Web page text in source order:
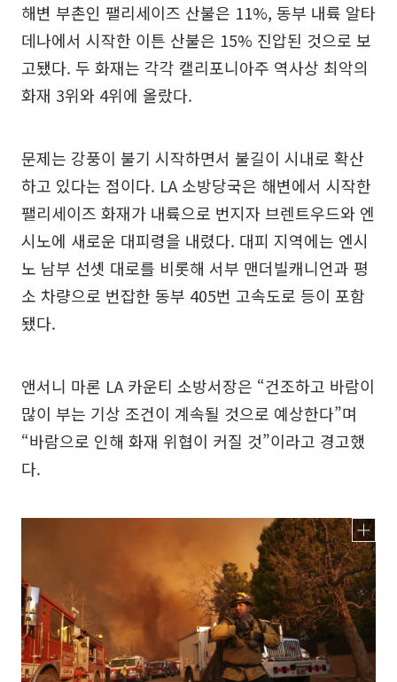
해변 부촌인 팰리세이즈 산불은 11%, 동부 내륙 알타
데나에서 시작한 이튼 산불은 15% 진압된 것으로 보
고됐다. 두 화재는 각각 캘리포니아주 역사상 최악의
화재 3위와 4위에 올랐다.
문제는 강풍이 불기 시작하면서 불길이 시내로 확산
하고 있다는 점이다. LA 소방당국은 해변에서 시작한
팰리세이즈 화재가 내륙으로 번지자 브렌트우드와 엔
시노에 새로운 대피령을 내렸다. 대피 지역에는 엔시
노 남부 선셋 대로를 비롯해 서부 맨더빌캐니언과 평
소 차량으로 번잡한 동부 405번 고속도로 등이 포함
됐다.
앤서니 마론 LA 카운티 소방서장은 “건조하고 바람이
많이 부는 기상 조건이 계속될 것으로 예상한다”며
“바람으로 인해 화재 위협이 커질 것”이라고 경고했
다.